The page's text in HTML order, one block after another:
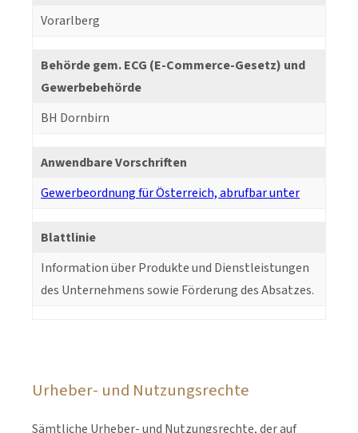
Vorarlberg
Behörde gem. ECG (E-Commerce-Gesetz) und
Gewerbebehörde
BH Dornbirn
Anwendbare Vorschriften
Gewerbeordnung für Österreich, abrufbar unter
Blattlinie
Information über Produkte und Dienstleistungen
des Unternehmens sowie Förderung des Absatzes.
Urheber- und Nutzungsrechte
Sämtliche Urheber- und Nutzungsrechte, der auf